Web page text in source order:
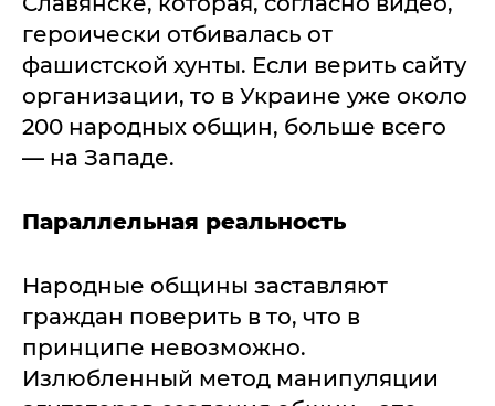
героически отбивалась от
фашистской хунты. Если верить сайту
организации, то в Украине уже около
200 народных общин, больше всего
— на Западе.
Параллельная реальность
Народные общины заставляют
граждан поверить в то, что в
принципе невозможно.
Излюбленный метод манипуляции